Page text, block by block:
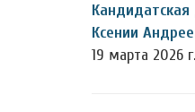
Кандидатская
Ксении
19 марта 2026